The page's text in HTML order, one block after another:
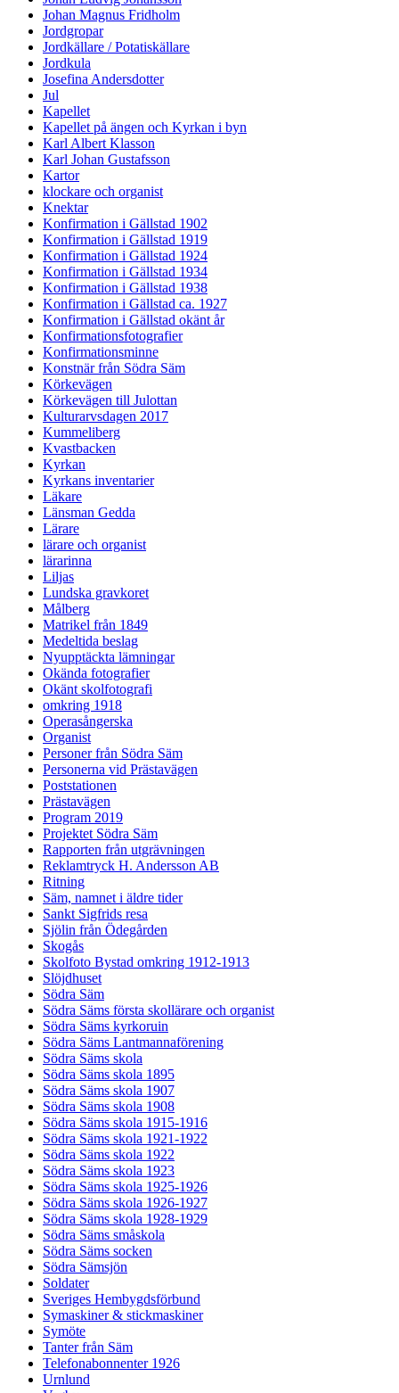
Johan Magnus Fridholm
Jordgropar
Jordkällare / Potatiskällare
Jordkula
Josefina Andersdotter
Jul
Kapellet
Kapellet på ängen och Kyrkan i byn
Karl Albert Klasson
Karl Johan Gustafsson
Kartor
klockare och organist
Knektar
Konfirmation i Gällstad 1902
Konfirmation i Gällstad 1919
Konfirmation i Gällstad 1924
Konfirmation i Gällstad 1934
Konfirmation i Gällstad 1938
Konfirmation i Gällstad ca. 1927
Konfirmation i Gällstad okänt år
Konfirmationsfotografier
Konfirmationsminne
Konstnär från Södra Säm
Körkevägen
Körkevägen till Julottan
Kulturarvsdagen 2017
Kummeliberg
Kvastbacken
Kyrkan
Kyrkans inventarier
Läkare
Länsman Gedda
Lärare
lärare och organist
lärarinna
Liljas
Lundska gravkoret
Målberg
Matrikel från 1849
Medeltida beslag
Nyupptäckta lämningar
Okända fotografier
Okänt skolfotografi
omkring 1918
Operasångerska
Organist
Personer från Södra Säm
Personerna vid Prästavägen
Poststationen
Prästavägen
Program 2019
Projektet Södra Säm
Rapporten från utgrävningen
Reklamtryck H. Andersson AB
Ritning
Säm, namnet i äldre tider
Sankt Sigfrids resa
Sjölin från Ödegården
Skogås
Skolfoto Bystad omkring 1912-1913
Slöjdhuset
Södra Säm
Södra Säms första skollärare och organist
Södra Säms kyrkoruin
Södra Säms Lantmannaförening
Södra Säms skola
Södra Säms skola 1895
Södra Säms skola 1907
Södra Säms skola 1908
Södra Säms skola 1915-1916
Södra Säms skola 1921-1922
Södra Säms skola 1922
Södra Säms skola 1923
Södra Säms skola 1925-1926
Södra Säms skola 1926-1927
Södra Säms skola 1928-1929
Södra Säms småskola
Södra Säms socken
Södra Sämsjön
Soldater
Sveriges Hembygdsförbund
Symaskiner & stickmaskiner
Symöte
Tanter från Säm
Telefonabonnenter 1926
Urnlund